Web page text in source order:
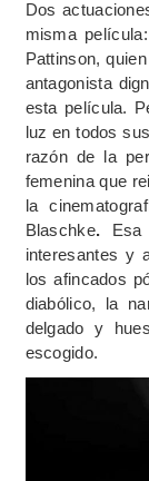
Dos
misma
Pattinson,
antagonista
esta película.
luz en todos
razón de la
femenina que
la
Blaschke. Esa
interesantes y
los afincados
diabólico, la
delgado y
escogido.